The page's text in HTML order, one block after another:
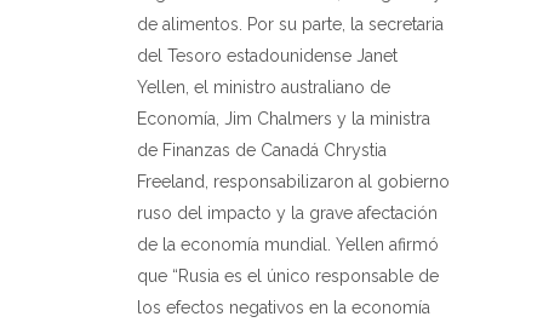
de alimentos. Por su parte, la secretaria
del Tesoro estadounidense Janet
Yellen, el ministro australiano de
Economía, Jim Chalmers y la ministra
de Finanzas de Canadá Chrystia
Freeland, responsabilizaron al gobierno
ruso del impacto y la grave afectación
de la economía mundial. Yellen afirmó
que “Rusia es el único responsable de
los efectos negativos en la economía